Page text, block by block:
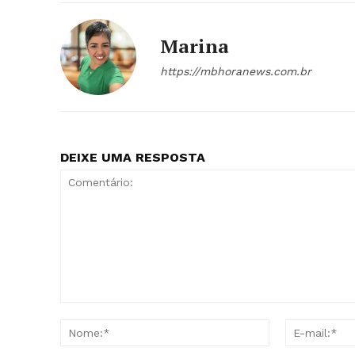
Marina
https://mbhoranews.com.br
DEIXE UMA RESPOSTA
Nome:*